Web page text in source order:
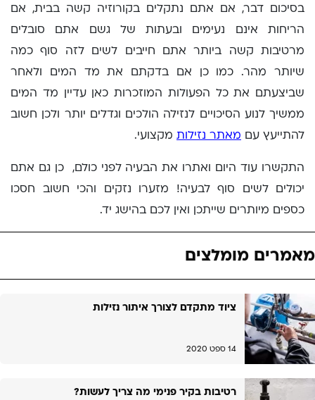
בסיכום דבר, אם אתם נתקלים בקורוזיה קשה בבית, אם
הריחות אינם נעימים ובעתות של גשם אתם סובלים
מרטיבות קשה ביותר אתם חייבים לשים לזה סוף כמה
שיותר מהר. כמו כן אם בדקתם את מד המים ולאחר
שביצעתם את כל הפעולות המוזכרות כאן עדיין מד המים
ממשיך לנוע הסיכויים לנזילה הולכים וגדלים יותר ולכן חשוב
להתייעץ עם מאתר נזילות מקצועי.
התקשרו עוד היום ואתרו את הבעיה לפני כולם, כן גם אתם
יכולים לשים סוף לבעיה! מזערו נזקים והכי חשוב חסכו
כספים מיותרים שייתכן ואין לכם בהישג יד.
מאמרים מומלצים
ציוד מתקדם לצורך איתור נזילות
14 ספט 2020
רטיבות בקיר פנימי מה צריך לעשות?